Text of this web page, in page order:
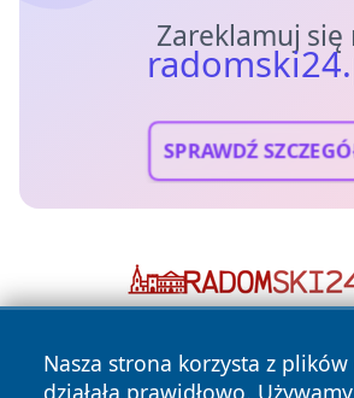
Zareklamuj się
SPRAWDŹ
Nasza strona korzysta z
działała prawidłowo.